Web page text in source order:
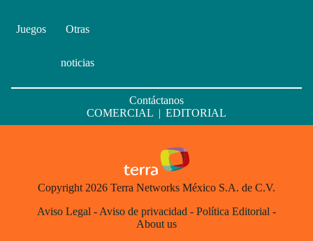
Juegos Otras
noticias
Contáctanos
COMERCIAL | EDITORIAL
Copyright 2026 Terra Networks México S.A. de C.V.
Aviso Legal - Aviso de privacidad - Política Editorial -
About us